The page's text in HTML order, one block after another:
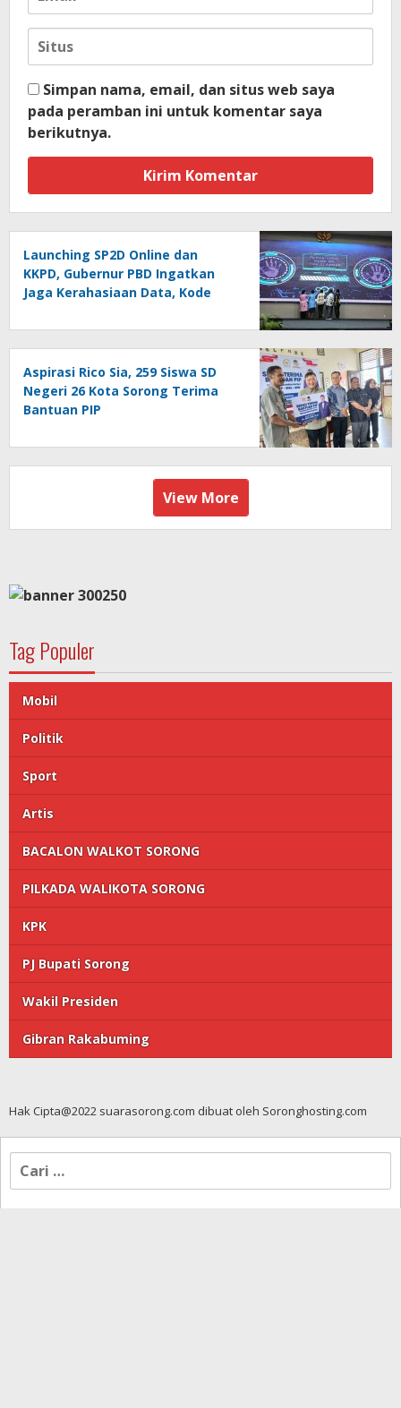
Simpan nama, email, dan situs web saya
pada peramban ini untuk komentar saya
berikutnya.
Launching SP2D Online dan
KKPD, Gubernur PBD Ingatkan
Jaga Kerahasiaan Data, Kode
Aspirasi Rico Sia, 259 Siswa SD
Negeri 26 Kota Sorong Terima
Bantuan PIP
View More
Tag Populer
Mobil
Politik
Sport
Artis
BACALON WALKOT SORONG
PILKADA WALIKOTA SORONG
KPK
PJ Bupati Sorong
Wakil Presiden
Gibran Rakabuming
Hak Cipta@2022 suarasorong.com dibuat oleh Soronghosting.com
Cari
untuk: